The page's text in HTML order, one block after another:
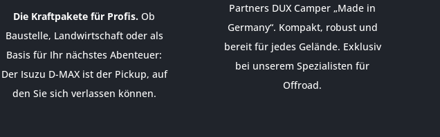
Die Kraftpakete für Profis. Ob
Baustelle, Landwirtschaft oder als
Basis für Ihr nächstes Abenteuer:
Der Isuzu D-MAX ist der Pickup, auf
den Sie sich verlassen können.
Partners DUX Camper „Made in
Germany“. Kompakt, robust und
bereit für jedes Gelände. Exklusiv
bei unserem Spezialisten für
Offroad.